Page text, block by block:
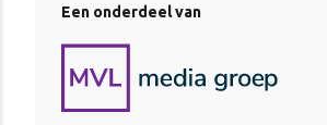
Een onderdeel van